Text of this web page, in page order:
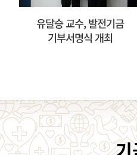
유달승 교수, 발전기금
기부서명식 개최